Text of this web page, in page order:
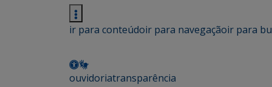
ir para conteúdoir para navegaçãoir para
ouvidoriatransparência